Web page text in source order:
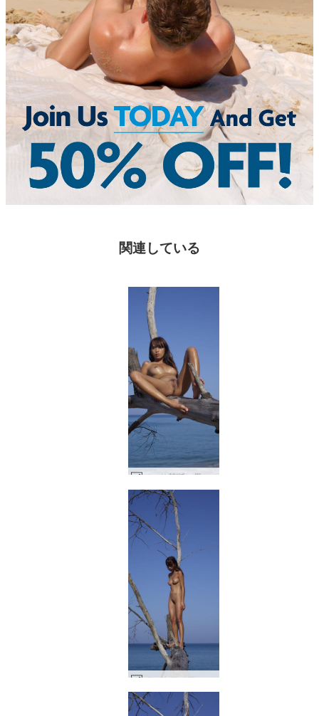
関連している
ジェサ禁断の果実 #17
ジェサ アジアのトップモデル #32